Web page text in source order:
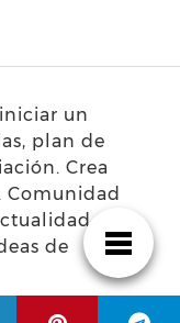
un
plan de
Crea
Comunidad
de